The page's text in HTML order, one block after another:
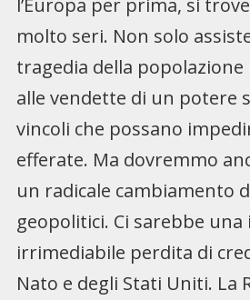
molto seri. Non solo
tragedia della
alle vendette di un potere
vincoli che possano
efferate. Ma dovremmo
un radicale cambiamento
geopolitici. Ci sarebbe
irrimediabile perdita di
Nato e degli Stati Uniti. La